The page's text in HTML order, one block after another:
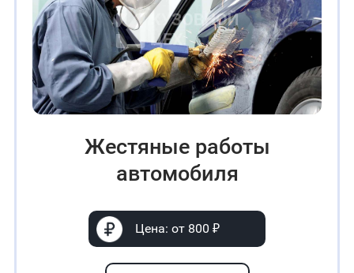
Жестяные работы
автомобиля
Цена: от 800 ₽